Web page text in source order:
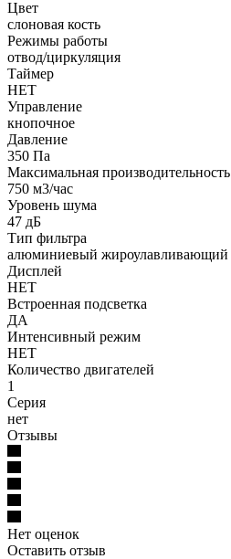
Цвет
слоновая кость
Режимы работы
отвод/циркуляция
Таймер
НЕТ
Управление
кнопочное
Давление
350 Па
Максимальная производительность
750 м3/час
Уровень шума
47 дБ
Тип фильтра
алюминиевый жироулавливающий
Дисплей
НЕТ
Встроенная подсветка
ДА
Интенсивный режим
НЕТ
Количество двигателей
1
Серия
нет
Отзывы
Нет оценок
Оставить отзыв